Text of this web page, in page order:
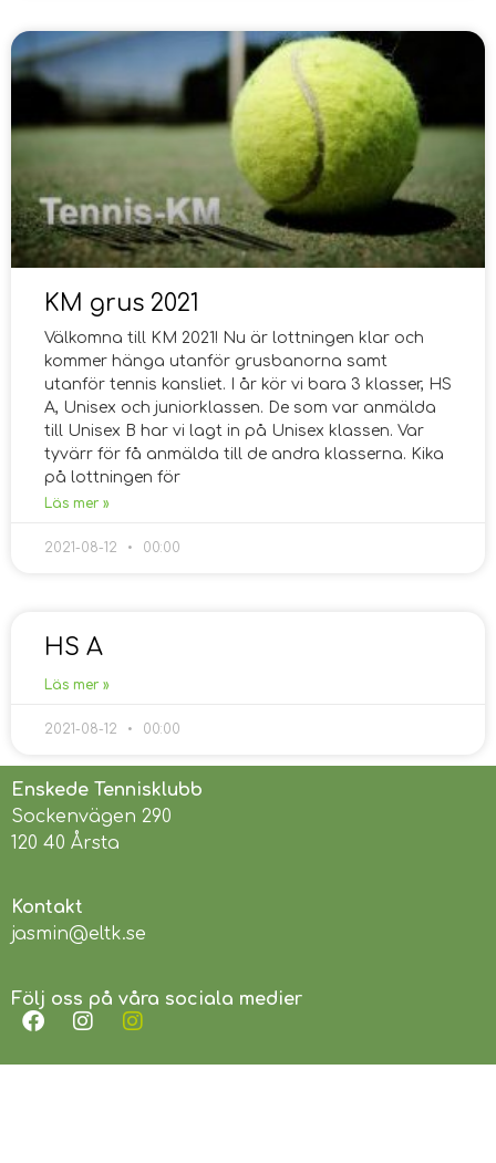
KM grus 2021
Välkomna till KM 2021! Nu är lottningen klar och
kommer hänga utanför grusbanorna samt
utanför tennis kansliet. I år kör vi bara 3 klasser, HS
A, Unisex och juniorklassen. De som var anmälda
till Unisex B har vi lagt in på Unisex klassen. Var
tyvärr för få anmälda till de andra klasserna. Kika
på lottningen för
Läs mer »
2021-08-12 00:00
HS A
Läs mer »
2021-08-12 00:00
Enskede Tennisklubb
Sockenvägen 290
120 40 Årsta
Kontakt
jasmin@eltk.se
Följ oss på våra sociala medier